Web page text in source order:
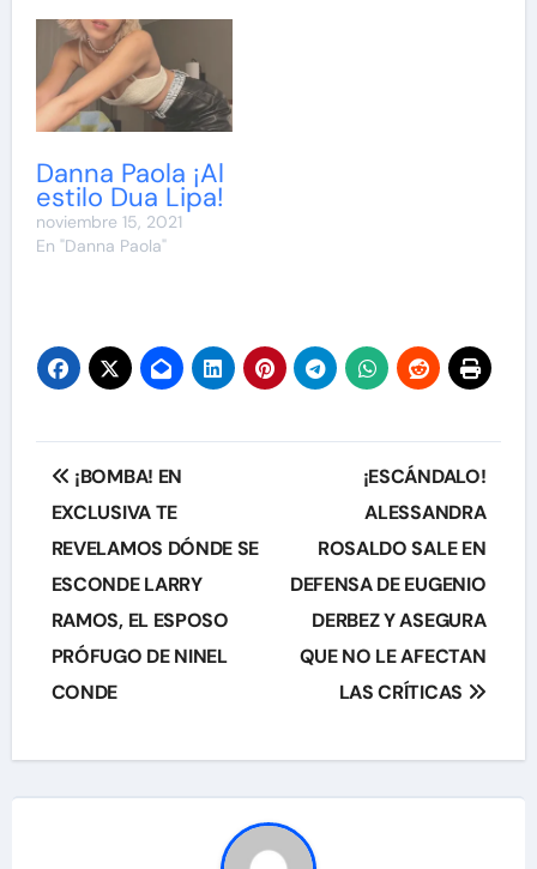
Danna Paola ¡Al
estilo Dua Lipa!
noviembre 15, 2021
En "Danna Paola"
Navegación
de
entradas
¡BOMBA! EN
EXCLUSIVA TE
REVELAMOS DÓNDE SE
ESCONDE LARRY
RAMOS, EL ESPOSO
PRÓFUGO DE NINEL
CONDE
¡ESCÁNDALO!
ALESSANDRA
ROSALDO SALE EN
DEFENSA DE EUGENIO
DERBEZ Y ASEGURA
QUE NO LE AFECTAN
LAS CRÍTICAS